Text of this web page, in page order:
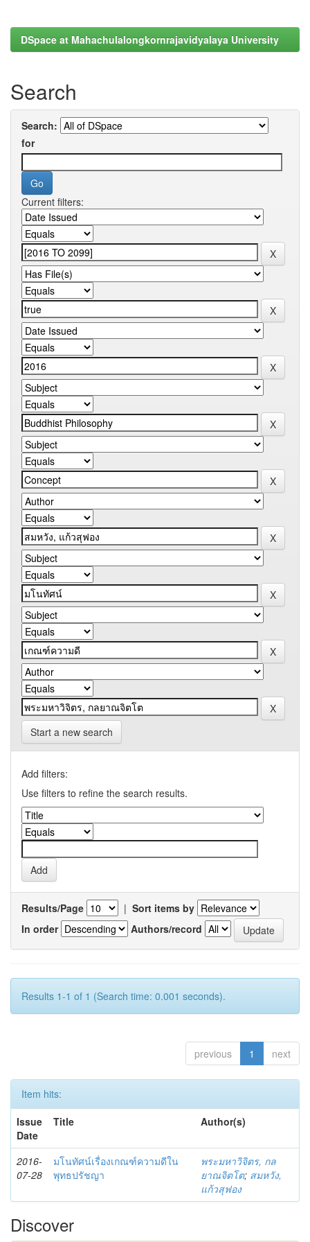
DSpace at Mahachulalongkornrajavidyalaya University
Search
Search:
for
Current filters:
Start a new search
Add filters:
Use filters to refine the search results.
Results/Page | Sort items by
In order
Authors/record
Results 1-1 of 1 (Search time: 0.001 seconds).
previous 1 next
Item hits:
Issue
Date
Title Author(s)
2016-
07-28
มโนทัศน์เรื่องเกณฑ์ความดีใน
พุทธปรัชญา
พระมหาวิจิตร, กล
ยาณจิตโต; สมหวัง,
แก้วสุฟอง
Discover